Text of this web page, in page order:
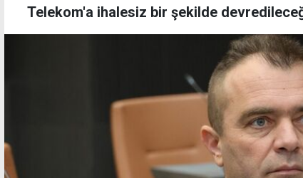
Telekom'a ihalesiz bir şekilde